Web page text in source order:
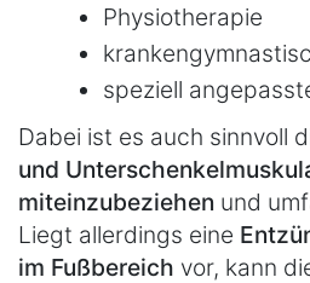
Physiotherapie
speziell
Dabei ist es auch sinnvoll
und
miteinzubeziehen und
Liegt allerdings eine
im Fußbereich vor, kann